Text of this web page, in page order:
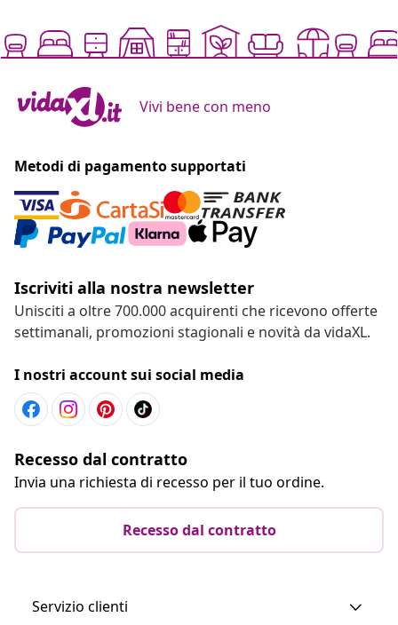
Vivi bene con meno
Metodi di pagamento supportati
Iscriviti alla nostra newsletter
Unisciti a oltre 700.000 acquirenti che ricevono offerte
settimanali, promozioni stagionali e novità da vidaXL.
I nostri account sui social media
Recesso dal contratto
Invia una richiesta di recesso per il tuo ordine.
Recesso dal contratto
Servizio clienti